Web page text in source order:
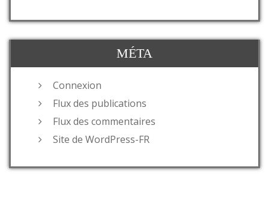
MÉTA
Connexion
Flux des publications
Flux des commentaires
Site de WordPress-FR